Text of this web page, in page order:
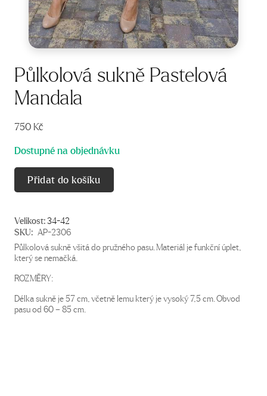
Půlkolová sukně Pastelová
Mandala
750 Kč
Dostupné na objednávku
Přidat do košíku
Velikost:34-42
SKU: AP-2306
Půlkolová sukně všitá do pružného pasu. Materiál je funkční úplet,
který se nemačká.
ROZMĚRY:
Délka sukně je 57 cm, včetně lemu který je vysoký 7,5 cm. Obvod
pasu od 60 – 85 cm.